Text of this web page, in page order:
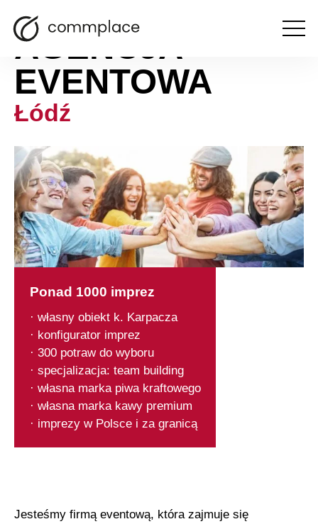
AGENCJA
EVENTOWA
Łódź
Ponad 1000 imprez
· własny obiekt k. Karpacza
· konfigurator imprez
· 300 potraw do wyboru
· specjalizacja: team building
· własna marka piwa kraftowego
· własna marka kawy premium
· imprezy w Polsce i za granicą
Jesteśmy firmą eventową, która zajmuje się